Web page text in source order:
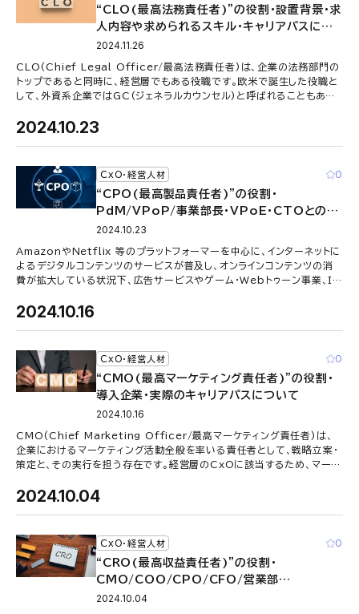
“CLO(最高法務責任者)”の役割・設置背景・求
人内容や求められるスキル・キャリアパスにつ
いて
2024.11.26
CLO(Chief Legal Officer/最高法務責任者)は、企業の法務部門の
トップであると同時に、経営層でもある役職です。欧米で誕生した役職と
して、外資系企業ではGC(ジェネラルカウンセル)と呼ばれることもあり
2024.10.23
CxO・経営人材 0
“CPO(最高製品責任者)”の役割・
PdM/VPoP/事業部長・VPoE・CTOとの違
い・キャリアパスについて
2024.10.23
AmazonやNetflix 等のプラットフォーマーを中心に、インターネットに
よるデジタルコンテンツのサービスが普及し、オンラインコンテンツの消
費が拡大している状況下、広告サービスやゲーム・Webトゥーン事業、IP
2024.10.16
CxO・経営人材 0
“CMO(最高マーケティング責任者)”の役割・
導入企業・実際のキャリアパスについて
2024.10.16
CMO(Chief Marketing Officer/最高マーケティング責任者)は、
企業におけるマーケティング活動全般を率いる責任者として、戦略立案・
策定と、その実行を担う存在です。経営層のCxOに該当するため、マーケ
2024.10.04
CxO・経営人材 0
“CRO(最高収益責任者)”の役割・
CMO/COO/CPO/CFO/営業部
長/BizDevとの違い・キャリアパスについて
2024.10.04